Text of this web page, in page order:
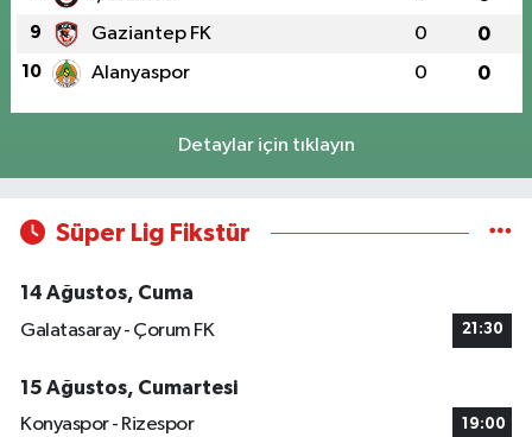
9 Gaziantep FK 0 0
10 Alanyaspor 0 0
Detaylar için tıklayın
Süper Lig Fikstür
14 Ağustos, Cuma
Galatasaray - Çorum FK
21:30
15 Ağustos, Cumartesi
Konyaspor - Rizespor
19:00